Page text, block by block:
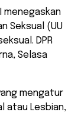
menegaskan
Seksual (UU
DPR
Selasa
mengatur
atau Lesbian,